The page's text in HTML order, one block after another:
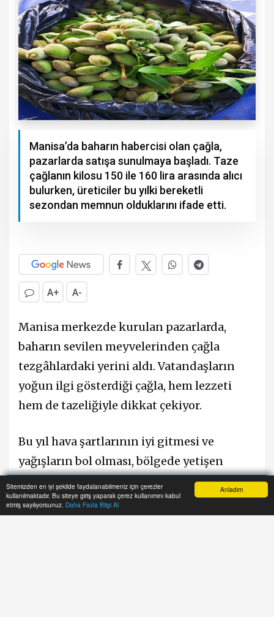
Anladım
Sitemizden en iyi şekilde faydalanabilmeniz için çerezler
kullanılmaktadır. Bu siteye giriş yaparak çerez kullanımını kabul
etmiş sayılıyorsunuz. Daha Fazla Bilgi Al
Manisa’da baharın habercisi olan çağla,
pazarlarda satışa sunulmaya başladı. Taze
çağlanın kilosu 150 ile 160 lira arasında alıcı
bulurken, üreticiler bu yılki bereketli
sezondan memnun olduklarını ifade etti.
A+ A-
Manisa merkezde kurulan pazarlarda,
baharın sevilen meyvelerinden çağla
tezgâhlardaki yerini aldı. Vatandaşların
yoğun ilgi gösterdiği çağla, hem lezzeti
hem de tazeliğiyle dikkat çekiyor.
Bu yıl hava şartlarının iyi gitmesi ve
yağışların bol olması, bölgede yetişen
meyvelerde verimi artırdı. Çağla başta
olmak üzere erik, kayısı ve şeftali gibi
ürünlerde bolluk yaşanırken, bu durum
Anasayfa Yazarlar Haber Ara İhbar Hattı Menu